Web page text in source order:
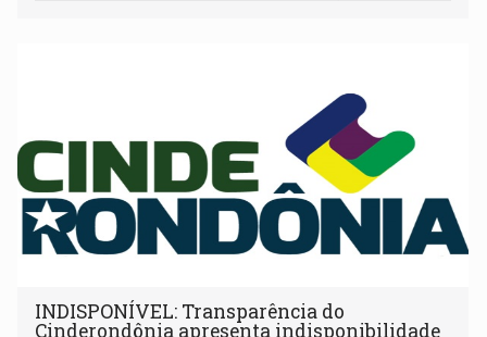
INDISPONÍVEL: Transparência do
Cinderondônia apresenta indisponibilidade